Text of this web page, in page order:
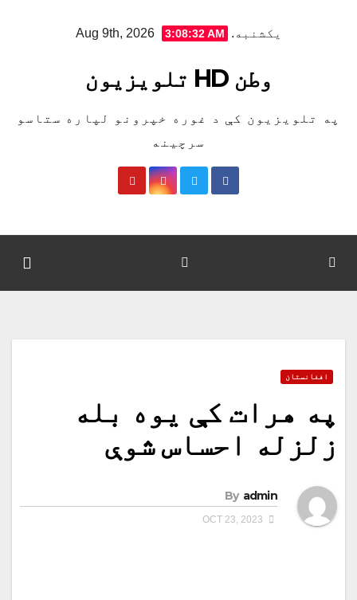
یکشنبه. Aug 9th, 2026 3:08:33 AM
وطن HD تلویزیون
په تلویزیون کې د غوره خپرونو لپاره ستاسو
سرچینه
افغانستان
په هرات کې یوه بله
زلزله احساس شوې
By admin